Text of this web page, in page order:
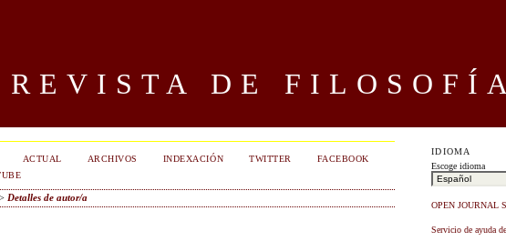
DE FILOSOFÍA
IDIOMA
Escoge idioma
OPEN JOURNAL
Servicio de ayuda
ACTUAL ARCHIVOS INDEXACIÓN TWITTER
FACEBOOK
Detalles de autor/a